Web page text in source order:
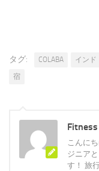
タグ: COLABA インド
宿
こんにち
ジニア
す！ 旅